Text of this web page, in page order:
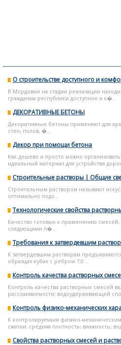
О строительстве доступного и
В Мордовии на стадии реализации
гражданам республики доступное и к�...
ДЕКОРАТИВНЫЕ БЕТОНЫ
Декоративные бетоны применяют для
стен, полов, �...
Декор при помощи бетона
Как дешево и просто можно
идеальный материал для устройства
Строительные растворы | Общие
Строительным раствором называют
оптимально подо...
Технологические свойства
Качество готовых к применению смесей,
следующими п�...
Требования к затвердевшим
К затвердевшим растворам
образцах-кубах с ребром 7,0...
Контроль качества растворных
Контроль качества растворных смесей
расслаиваемости; водоудерживающей
Контроль физико-механических
К контролируемым физико-механическим
сжатии; средняя плотность; влажность;
Свойства растворных смесей и